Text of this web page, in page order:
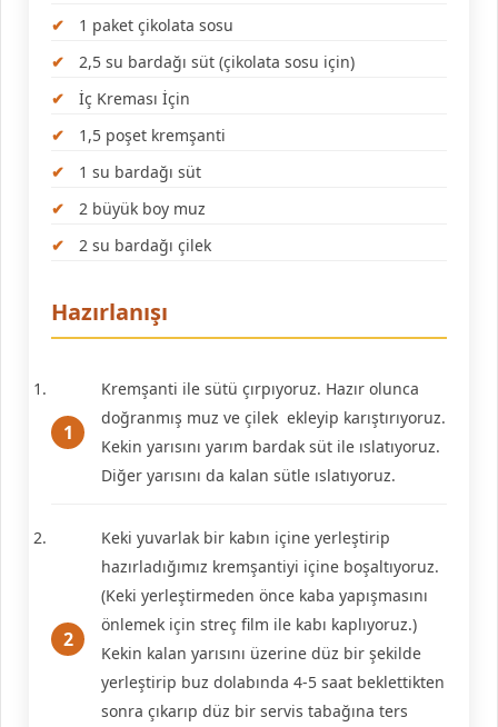
1 paket çikolata sosu
2,5 su bardağı süt (çikolata sosu için)
İç Kreması İçin
1,5 poşet kremşanti
1 su bardağı süt
2 büyük boy muz
2 su bardağı çilek
Hazırlanışı
Kremşanti ile sütü çırpıyoruz. Hazır olunca
doğranmış muz ve çilek ekleyip karıştırıyoruz.
Kekin yarısını yarım bardak süt ile ıslatıyoruz.
Diğer yarısını da kalan sütle ıslatıyoruz.
Keki yuvarlak bir kabın içine yerleştirip
hazırladığımız kremşantiyi içine boşaltıyoruz.
(Keki yerleştirmeden önce kaba yapışmasını
önlemek için streç film ile kabı kaplıyoruz.)
Kekin kalan yarısını üzerine düz bir şekilde
yerleştirip buz dolabında 4-5 saat beklettikten
sonra çıkarıp düz bir servis tabağına ters